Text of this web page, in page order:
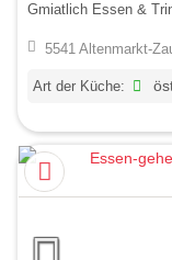
Gmiatlich Essen &
5541 Altenmarkt-
Art der Küche: